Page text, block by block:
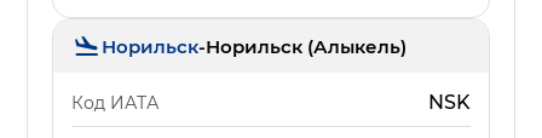
Норильск-Норильск (Алыкель)
Код ИАТА NSK